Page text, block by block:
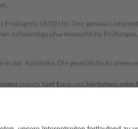
bis 18:00 Uhr. Der genaue
notwendige pharmazeutische
der Apotheke. Die gesetzliche
jedoch fünf Euro und höchstens zehn
der Familie zu unterstützen, fallen